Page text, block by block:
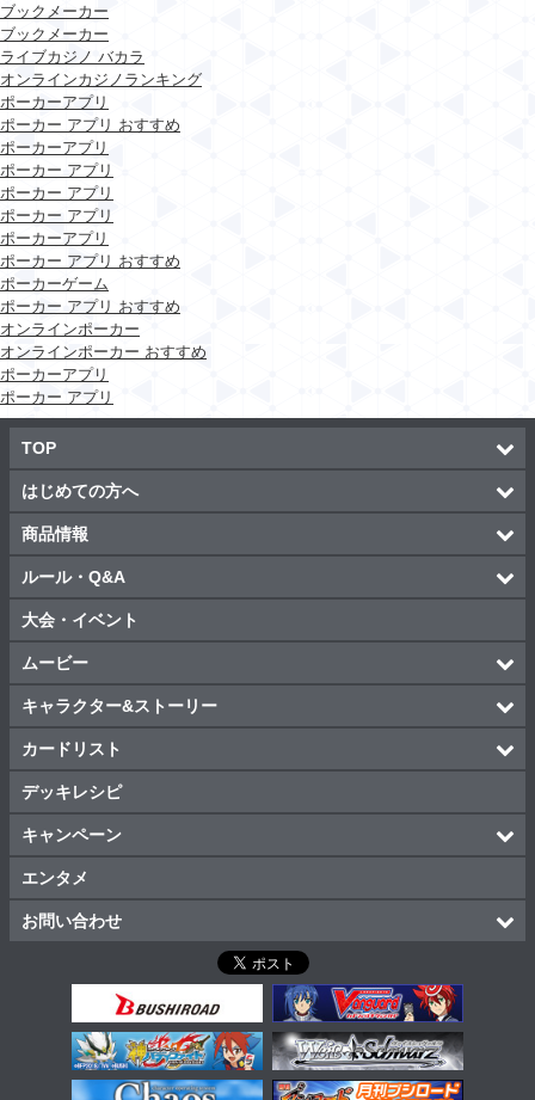
ブックメーカー
ブックメーカー
ライブカジノ バカラ
オンラインカジノランキング
ポーカーアプリ
ポーカー アプリ おすすめ
ポーカーアプリ
ポーカー アプリ
ポーカー アプリ
ポーカー アプリ
ポーカーアプリ
ポーカー アプリ おすすめ
ポーカーゲーム
ポーカー アプリ おすすめ
オンラインポーカー
オンラインポーカー おすすめ
ポーカーアプリ
ポーカー アプリ
TOP
はじめての方へ
商品情報
ルール・Q&A
大会・イベント
ムービー
キャラクター&ストーリー
カードリスト
デッキレシピ
キャンペーン
エンタメ
お問い合わせ